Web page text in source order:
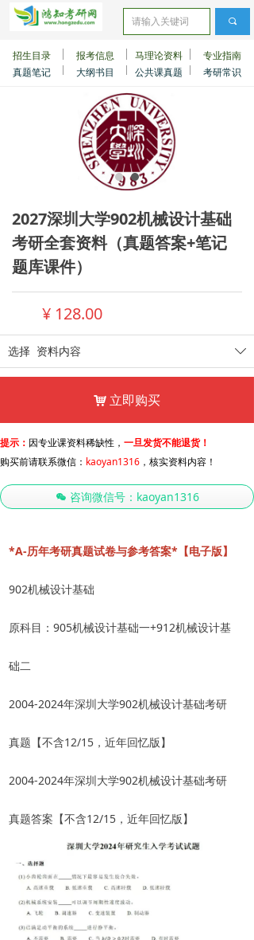
真题笔记 大纲书目 公共课真题 考研常识
招生目录 报考信息 马理论资料 专业指南
끠
2027深圳大学902机械设计基础
考研全套资料（真题答案+笔记
题库课件）
ꄳ
选择 资料内容
¥ 128.00
낙 立即购买
*A-历年考研真题试卷与参考答案*【电子版】
902机械设计基础
原科目：905机械设计基础一+912机械设计基
础二
2004-2024年深圳大学902机械设计基础考研
真题【不含12/15，近年回忆版】
2004-2024年深圳大学902机械设计基础考研
真题答案【不含12/15，近年回忆版】
提示： 因专业课资料稀缺性， 一旦发货不能退货！
购买前请联系微信： kaoyan1316 ，核实资料内容！
너 咨询微信号：kaoyan1316